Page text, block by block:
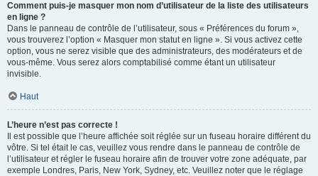
Comment puis-je masquer mon nom d’utilisateur de la liste des utilisateurs
en ligne ?
Dans le panneau de contrôle de l’utilisateur, sous « Préférences du forum »,
vous trouverez l’option « Masquer mon statut en ligne ». Si vous activez cette
option, vous ne serez visible que des administrateurs, des modérateurs et de
vous-même. Vous serez alors comptabilisé comme étant un utilisateur
invisible.
Haut
L’heure n’est pas correcte !
Il est possible que l’heure affichée soit réglée sur un fuseau horaire différent du
vôtre. Si tel était le cas, veuillez vous rendre dans le panneau de contrôle de
l’utilisateur et régler le fuseau horaire afin de trouver votre zone adéquate, par
exemple Londres, Paris, New York, Sydney, etc. Veuillez noter que le réglage